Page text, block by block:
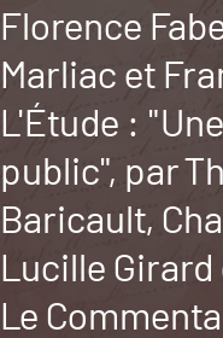
Florence
Marliac et
L'Étude :
public", par
Baricault,
Lucille Girard
Le